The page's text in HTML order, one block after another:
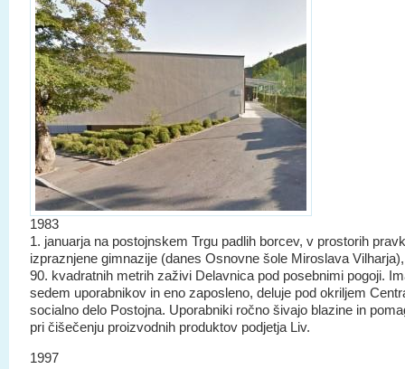
1983
1. januarja na postojnskem Trgu padlih borcev, v prostorih
izpraznjene gimnazije (danes Osnovne šole Miroslava
90. kvadratnih metrih zaživi Delavnica pod posebnimi pogoji.
sedem uporabnikov in eno zaposleno, deluje pod okriljem
socialno delo Postojna. Uporabniki ročno šivajo blazine in
pri čišečenju proizvodnih produktov podjetja Liv.
1997